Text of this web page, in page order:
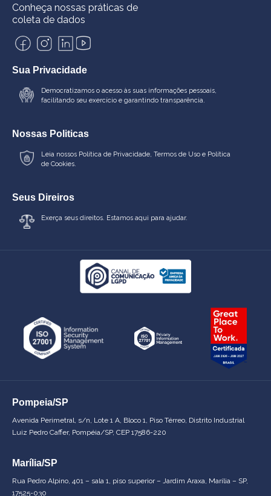
Conheça nossas práticas de
coleta de dados
Sua Privacidade
Democratizamos o acesso às suas informações pessoais,
facilitando seu exercício e garantindo transparência.
Nossas Politicas
Leia nossos Política de Privacidade,Termos de Uso e Política
de Cookies.
Seus Direiros
Exerça seus direitos. Estamos aqui para ajudar.
Pompeia/SP
Avenida Perimetral, s/n, Lote 1 A, Bloco 1, Piso Térreo, Distrito Industrial
Luiz Pedro Caffer, Pompéia/SP, CEP 17586-220
Marília/SP
Rua Pedro Alpino, 401 – sala 1, piso superior – Jardim Araxa, Marília – SP,
17525-030